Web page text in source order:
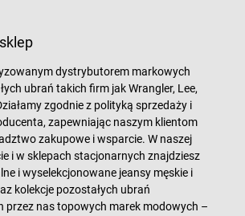
dystrybutorem markowych
ubrań takich firm jak Wrangler, Lee,
zgodnie z polityką sprzedaży i
zapewniając naszym klientom
zakupowe i wsparcie. W naszej
i w sklepach stacjonarnych znajdziesz
i wyselekcjonowane jeansy męskie i
kolekcje pozostałych ubrań
przez nas topowych marek modowych –